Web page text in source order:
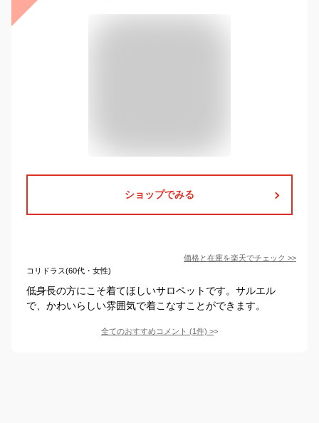
ショップでみる
価格と在庫を楽天でチェック >>
コリドラス(60代・女性)
低身長の方にこそ着てほしいサロペットです。サルエル
で、かわいらしい雰囲気で着こなすことができます。
全てのおすすめコメント (1件) >